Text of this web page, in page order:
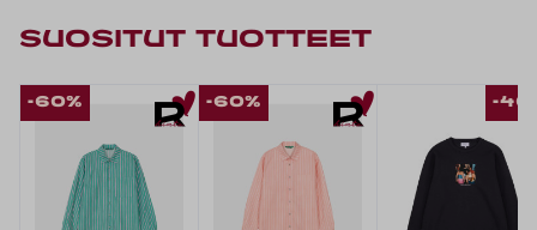
SUOSITUT TUOTTEET
-60% -60% -